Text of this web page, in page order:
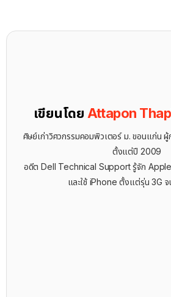
เขียนโดย Attapon
ศิษย์เก่าวิศวกรรมคอมพิวเตอร์ ม. ขอนแก่น
ตั้งแต่ปี 2009
อดีต Dell Technical Support รู้จัก
และใช้ iPhone ตั้งแต่รุ่น 3G